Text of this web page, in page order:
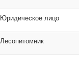
Юридическое лицо
Лесопитомник